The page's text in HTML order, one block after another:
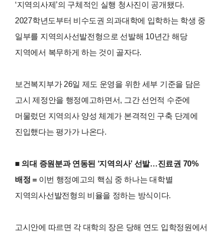
‘지역의사제’의 구체적인 실행 청사진이 공개됐다.
2027학년도부터 비수도권 의과대학에 입학하는 학생 중
일부를 지역의사선발전형으로 선발해 10년간 해당
지역에서 복무하게 하는 것이 골자다.
보건복지부가 26일 제도 운영을 위한 세부 기준을 담은
고시 제정안을 행정예고하면서, 그간 선언적 수준에
머물렀던 지역의사 양성 체계가 본격적인 구축 단계에
진입했다는 평가가 나온다.
■ 의대 증원분과 연동된 ‘지역의사’ 선발…진료권 70%
배정 =이번 행정예고의 핵심 중 하나는 대학별
지역의사선발전형의 비율을 정하는 방식이다.
고시안에 따르면 각 대학의 장은 당해 연도 입학정원에서